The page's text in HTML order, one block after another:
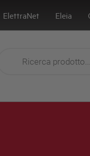
ElettraNet Eleia